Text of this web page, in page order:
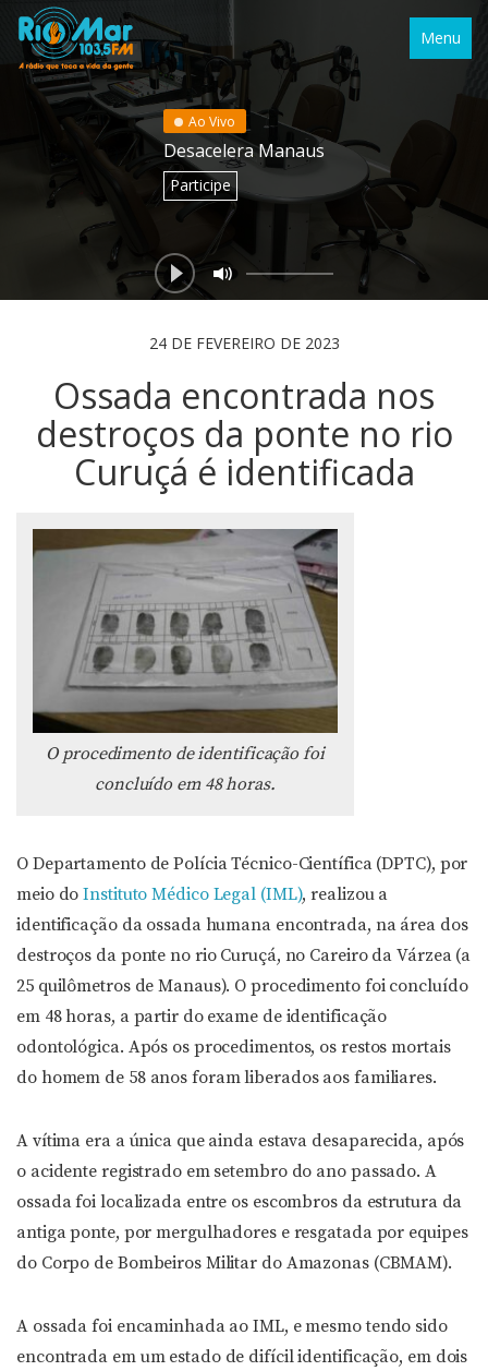
Menu
Ao Vivo
Desacelera Manaus
Participe
24 DE FEVEREIRO DE 2023
Ossada encontrada nos
destroços da ponte no rio
Curuçá é identificada
O procedimento de identificação foi
concluído em 48 horas.
O Departamento de Polícia Técnico-Científica (DPTC), por
meio do Instituto Médico Legal (IML), realizou a
identificação da ossada humana encontrada, na área dos
destroços da ponte no rio Curuçá, no Careiro da Várzea (a
25 quilômetros de Manaus). O procedimento foi concluído
em 48 horas, a partir do exame de identificação
odontológica. Após os procedimentos, os restos mortais
do homem de 58 anos foram liberados aos familiares.
A vítima era a única que ainda estava desaparecida, após
o acidente registrado em setembro do ano passado. A
ossada foi localizada entre os escombros da estrutura da
antiga ponte, por mergulhadores e resgatada por equipes
do Corpo de Bombeiros Militar do Amazonas (CBMAM).
A ossada foi encaminhada ao IML, e mesmo tendo sido
encontrada em um estado de difícil identificação, em dois